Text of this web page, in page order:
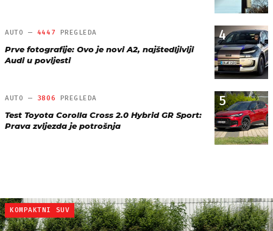
4
AUTO — 4447 PREGLEDA
Prve fotografije: Ovo je novi A2, najštedljiviji
Audi u povijesti
5
AUTO — 3806 PREGLEDA
Test Toyota Corolla Cross 2.0 Hybrid GR Sport:
Prava zvijezda je potrošnja
KOMPAKTNI SUV